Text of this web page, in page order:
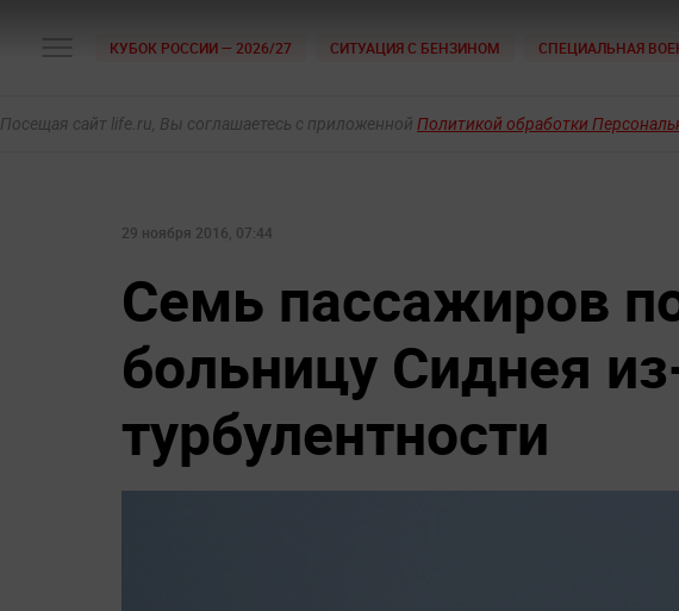
КУБОК РОССИИ — 2026/27 СИТУАЦИЯ С БЕНЗИНОМ СПЕЦИАЛЬНАЯ
Посещая сайт life.ru, Вы соглашаетесь с приложенной Политикой обработки
29 ноября 2016, 07:44
Семь пассажиров
больницу Сиднея
турбулентности